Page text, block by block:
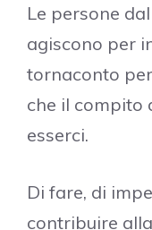
Le persone
agiscono per
tornaconto
che il compito
esserci.
Di fare, di
contribuire